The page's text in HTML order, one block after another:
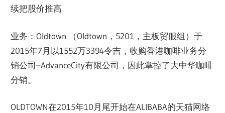
续把股价推高
业务：Oldtown （Oldtown，5201，主板贸服组）于
2015年7月以1552万3394令吉，收购香港咖啡业务分
销公司–AdvanceCity有限公司，因此掌控了大中华咖啡
分销。
OLDTOWN在2015年10月尾开始在ALIBABA的天猫网络